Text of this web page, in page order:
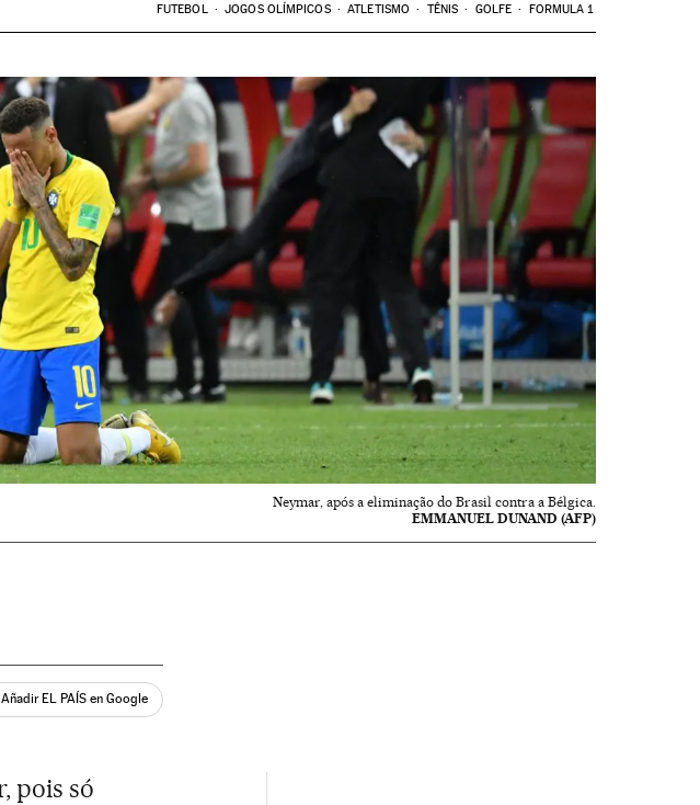
FUTEBOL JOGOS OLÍMPICOS ATLETISMO TÊNIS GOLFE FORMULA 1
Neymar, após a eliminação do Brasil contra a Bélgica.
EMMANUEL DUNAND (AFP)
Añadir EL PAÍS en Google
pois só